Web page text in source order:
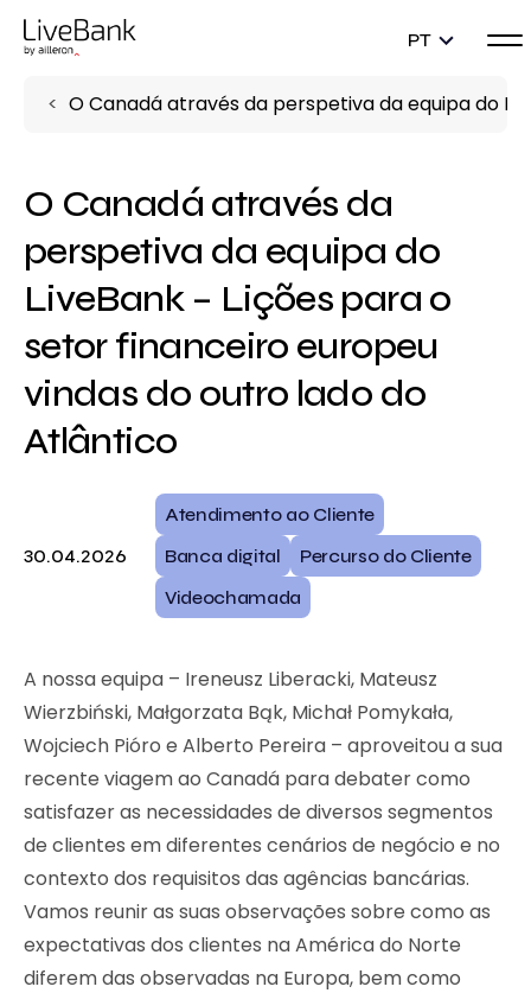
PT
O Canadá através da perspetiva da equipa do
O Canadá através da
perspetiva da equipa do
LiveBank – Lições para o
setor financeiro europeu
vindas do outro lado do
Atlântico
30.04.2026
Atendimento ao Cliente
Banca digital
Percurso do Cliente
Videochamada
A nossa equipa – Ireneusz Liberacki, Mateusz
Wierzbiński, Małgorzata Bąk, Michał Pomykała,
Wojciech Pióro e Alberto Pereira – aproveitou a sua
recente viagem ao Canadá para debater como
satisfazer as necessidades de diversos segmentos
de clientes em diferentes cenários de negócio e no
contexto dos requisitos das agências bancárias.
Vamos reunir as suas observações sobre como as
expectativas dos clientes na América do Norte
diferem das observadas na Europa, bem como